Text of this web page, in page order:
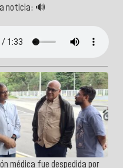
noticia: 🔊
médica fue despedida por